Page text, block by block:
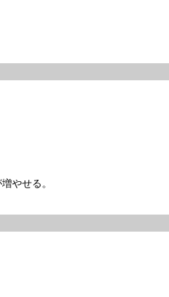
やせる。